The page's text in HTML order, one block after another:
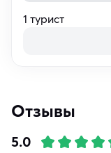
1 турист
Отзывы
5.0